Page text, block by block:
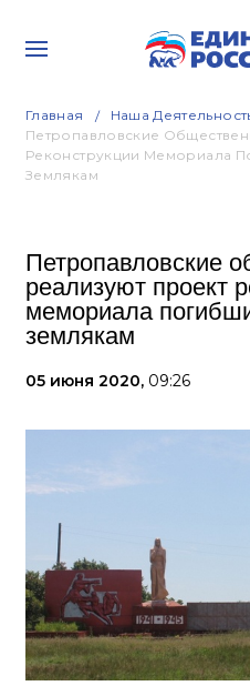
Главная Наша
Петропавловские
Реконструкции Мемориала
Землякам
Петропавловские
реализуют проект
мемориала
землякам
05 июня 2020, 09:26